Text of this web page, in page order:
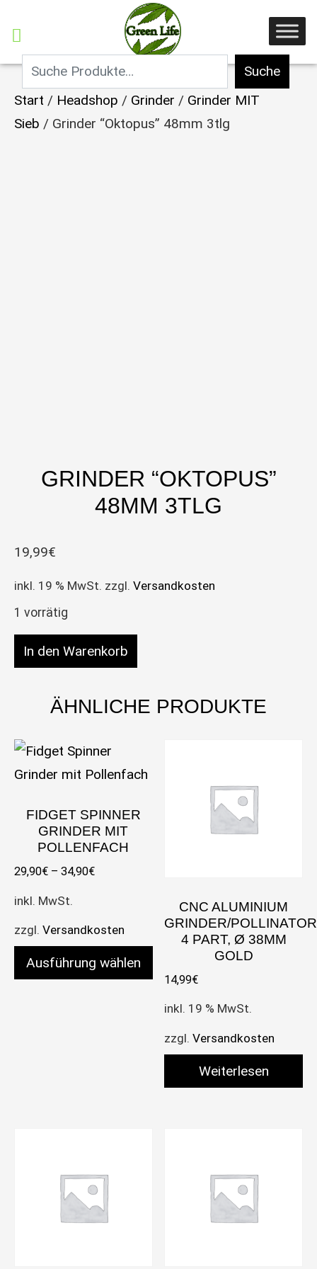
Suche
Start / Headshop / Grinder / Grinder MIT
Sieb / Grinder “Oktopus” 48mm 3tlg
GRINDER “OKTOPUS”
48MM 3TLG
19,99€
inkl. 19 % MwSt. zzgl. Versandkosten
1 vorrätig
Grinder "Oktopus" 48mm 3tlg Menge
In den Warenkorb
ÄHNLICHE PRODUKTE
FIDGET SPINNER
GRINDER MIT
POLLENFACH
29,90€ – 34,90€
inkl. MwSt.
zzgl. Versandkosten
Ausführung wählen
Dieses Produkt weist mehrere Varianten auf.
CNC ALUMINIUM
GRINDER/POLLINATOR
4 PART, Ø 38MM
GOLD
14,99€
inkl. 19 % MwSt.
zzgl.Versandkosten
Weiterlesen